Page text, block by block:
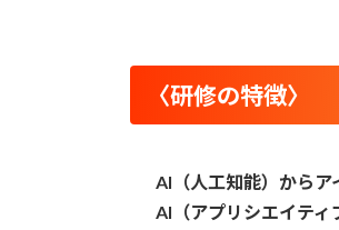
〈研修の特徴〉
AI（人工知能）から
AI（アプリシエイテ